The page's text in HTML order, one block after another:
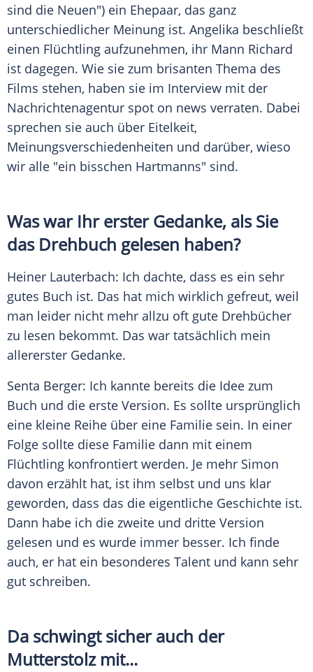
sind die Neuen") ein Ehepaar, das ganz
unterschiedlicher Meinung ist. Angelika beschließt
einen Flüchtling aufzunehmen, ihr Mann Richard
ist dagegen. Wie sie zum brisanten Thema des
Films stehen, haben sie im Interview mit der
Nachrichtenagentur spot on news verraten. Dabei
sprechen sie auch über Eitelkeit,
Meinungsverschiedenheiten und darüber, wieso
wir alle "ein bisschen Hartmanns" sind.
Was war Ihr erster Gedanke, als Sie
das Drehbuch gelesen haben?
Heiner Lauterbach: Ich dachte, dass es ein sehr
gutes Buch ist. Das hat mich wirklich gefreut, weil
man leider nicht mehr allzu oft gute Drehbücher
zu lesen bekommt. Das war tatsächlich mein
allererster Gedanke.
Senta Berger: Ich kannte bereits die Idee zum
Buch und die erste Version. Es sollte ursprünglich
eine kleine Reihe über eine Familie sein. In einer
Folge sollte diese Familie dann mit einem
Flüchtling konfrontiert werden. Je mehr Simon
davon erzählt hat, ist ihm selbst und uns klar
geworden, dass das die eigentliche Geschichte ist.
Dann habe ich die zweite und dritte Version
gelesen und es wurde immer besser. Ich finde
auch, er hat ein besonderes Talent und kann sehr
gut schreiben.
Da schwingt sicher auch der
Mutterstolz mit...